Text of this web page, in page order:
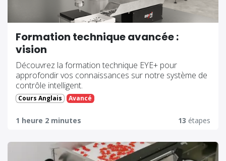
Formation technique avancée :
vision
Découvrez la formation technique EYE+ pour
approfondir vos connaissances sur notre système de
contrôle intelligent.
Cours Anglais Avancé
1 heure 2 minutes 13 étapes